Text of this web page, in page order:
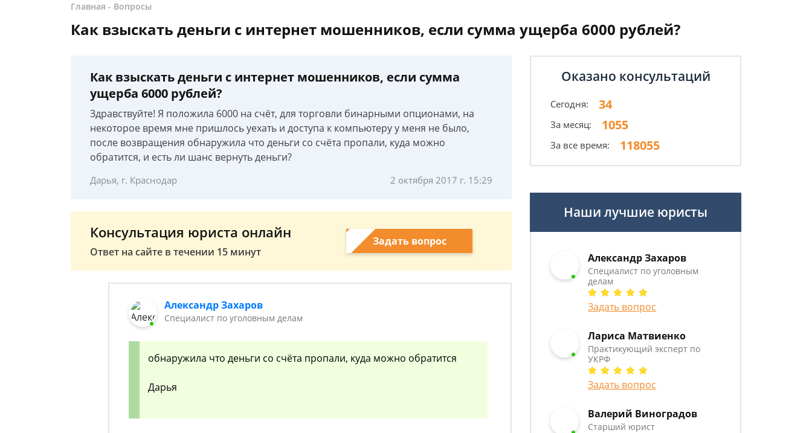
Главная - Вопросы
Как взыскать деньги с интернет мошенников, если сумма ущерба 6000 рублей?
Как взыскать деньги с интернет мошенников, если сумма
ущерба 6000 рублей?
Здравствуйте! Я положила 6000 на счёт, для торговли бинарными опционами, на
некоторое время мне пришлось уехать и доступа к компьютеру у меня не было,
после возвращения обнаружила что деньги со счёта пропали, куда можно
обратится, и есть ли шанс вернуть деньги?
Дарья, г. Краснодар 2 октября 2017 г. 15:29
Консультация юриста онлайн
Ответ на сайте в течении 15 минут
Задать вопрос
Александр Захаров
Специалист по уголовным делам
обнаружила что деньги со счёта пропали, куда можно обратится
Дарья
Оказано консультаций
Сегодня: 34
За месяц: 1055
За все время: 118055
Наши лучшие юристы
Александр Захаров
Специалист по уголовным
делам
Задать вопрос
Лариса Матвиенко
Практикующий эксперт по
УКРФ
Задать вопрос
Валерий Виноградов
Старший юрист